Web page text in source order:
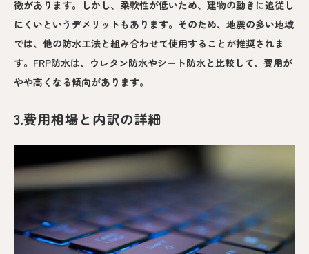
徴があります。しかし、柔軟性が低いため、建物の動きに追従し
にくいというデメリットもあります。そのため、地震の多い地域
では、他の防水工法と組み合わせて使用することが推奨されま
す。FRP防水は、ウレタン防水やシート防水と比較して、費用が
やや高くなる傾向があります。
3.費用相場と内訳の詳細